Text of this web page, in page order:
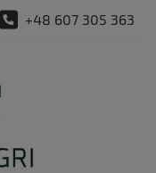
+48 607 305 363